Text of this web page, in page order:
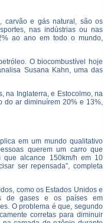
carvão e gás natural, são os
nas indústrias ou nas
ao ano em todo o mundo,
O biocombustível hoje
Susana Kahn, uma das
na Inglaterra, e Estocolmo, na
do ar diminuírem 20% e 13%,
em um mundo qualitativo
querem um carro que
que alcance 150km/h em 10
ser repensada”, completa
como os Estados Unidos e
de gases e os países em
O problema é que, segundo
corretas para diminuir